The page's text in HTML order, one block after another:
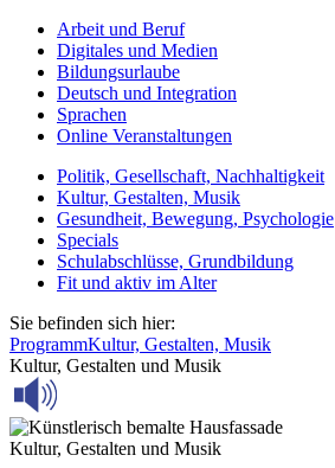
Arbeit und Beruf
Digitales und Medien
Bildungsurlaube
Deutsch und Integration
Sprachen
Online Veranstaltungen
Politik, Gesellschaft, Nachhaltigkeit
Kultur, Gestalten, Musik
Gesundheit, Bewegung, Psychologie
Specials
Schulabschlüsse, Grundbildung
Fit und aktiv im Alter
Sie befinden sich hier:
ProgrammKultur, Gestalten, Musik
Kultur, Gestalten und Musik
Kultur, Gestalten und Musik